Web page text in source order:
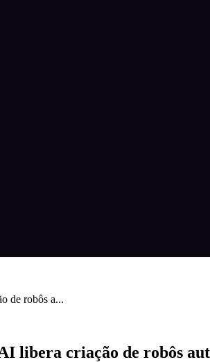
de robôs a...
libera criação de robôs